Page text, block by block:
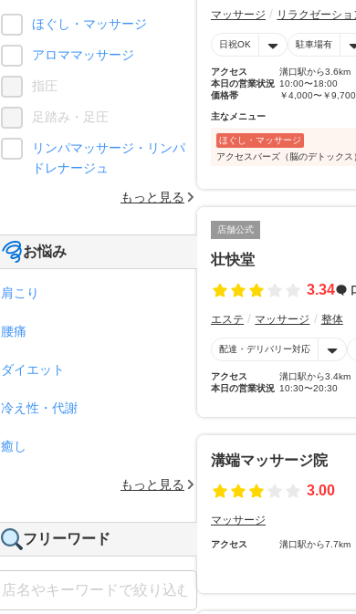
マッサージ リラクゼーシ
日祝OK 駐車場有
アクセス
溝口駅から3.6km
本日の営業状況 10:00〜18:00
価格帯
￥4,000〜￥9,700
主なメニュー
ほぐし・マッサージ
アクセスバーズ（脳のデトックス
店舗公式
壮快堂
3.34
エステ マッサージ 整体
配達・デリバリー対応
アクセス
溝口駅から3.4km
本日の営業状況 10:30〜20:30
溝端マッサージ院
3.00
マッサージ
アクセス 溝口駅から7.7km
ほぐし・マッサージ
アロママッサージ
指圧
足踏み・足圧
リンパマッサージ・リンパ
ドレナージュ
もっと見る
お悩み
肩こり
腰痛
ダイエット
冷え性・代謝
癒し
もっと見る
フリーワード